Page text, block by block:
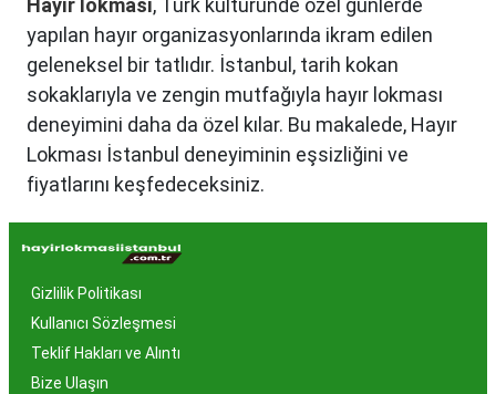
Hayır lokması, Türk kültüründe özel günlerde
yapılan hayır organizasyonlarında ikram edilen
geleneksel bir tatlıdır. İstanbul, tarih kokan
sokaklarıyla ve zengin mutfağıyla hayır lokması
deneyimini daha da özel kılar. Bu makalede, Hayır
Lokması İstanbul deneyiminin eşsizliğini ve
fiyatlarını keşfedeceksiniz.
Hayır Lokması İstanbul'da
Neden Popüler?
İstanbul, tarih ve kültür mirasıyla öne çıkan bir
şehir olmasıyla birlikte, geleneksel lezzetlerle de
zenginleşmiştir. Hayır lokması, özel günlerde
Gizlilik Politikası
Kullanıcı Sözleşmesi
Teklif Hakları ve Alıntı
Bize Ulaşın